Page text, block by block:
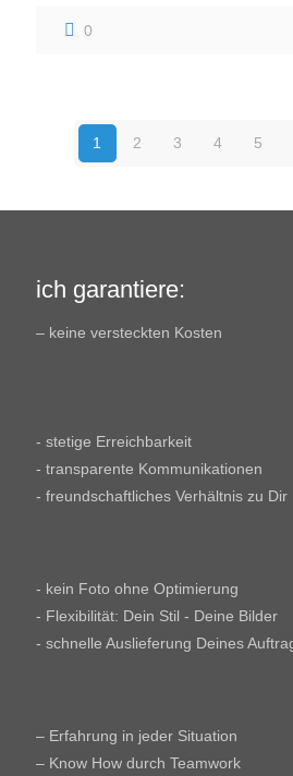
0
1 2 3 4 5
ich garantiere:
– keine versteckten Kosten
- stetige Erreichbarkeit
- transparente Kommunikationen
- freundschaftliches Verhältnis zu Dir
- kein Foto ohne Optimierung
- Flexibilität: Dein Stil - Deine Bilder
- schnelle Auslieferung Deines
– Erfahrung in jeder Situation
– Know How durch Teamwork